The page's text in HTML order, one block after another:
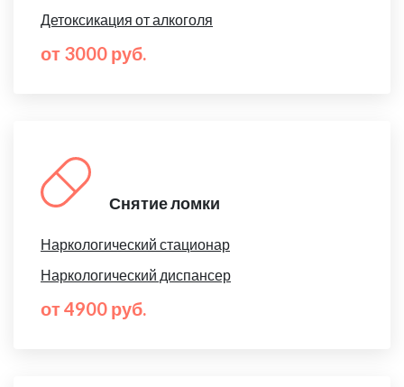
Детоксикация от алкоголя
от 3000 руб.
Снятие ломки
Наркологический стационар
Наркологический диспансер
от 4900 руб.